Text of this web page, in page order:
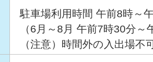
駐車場利用時間 午前8時～
（6月～8月 午前7時30分～
（注意）時間外の入出場不